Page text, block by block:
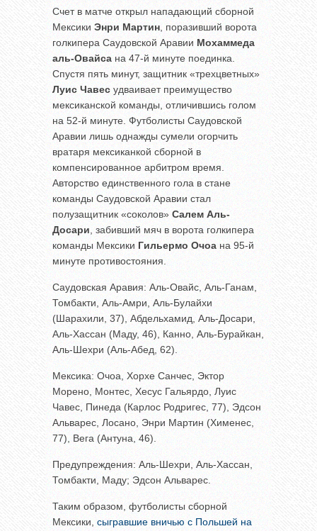
Счет в матче открыл нападающий сборной
Мексики Энри Мартин , поразивший ворота
голкипера Саудовской Аравии Мохаммеда
аль-Овайса на 47-й минуте поединка.
Спустя пять минут, защитник «трехцветных»
Луис Чавес удваивает преимущество
мексиканской команды, отличившись голом
на 52-й минуте. Футболисты Саудовской
Аравии лишь однажды сумели огорчить
вратаря мексиканкой сборной в
компенсированное арбитром время.
Авторство единственного гола в стане
команды Саудовской Аравии стал
полузащитник «соколов» Салем Аль-
Досари , забивший мяч в ворота голкипера
команды Мексики Гильермо Очоа на 95-й
минуте противостояния.
Саудовская Аравия: Аль-Овайс, Аль-Ганам,
Томбакти, Аль-Амри, Аль-Булайхи
(Шарахили, 37), Абдельхамид, Аль-Досари,
Аль-Хассан (Маду, 46), Канно, Аль-Бурайкан,
Аль-Шехри (Аль-Абед, 62).
Мексика: Очоа, Хорхе Санчес, Эктор
Морено, Монтес, Хесус Гальярдо, Луис
Чавес, Пинеда (Карлос Родригес, 77), Эдсон
Альварес, Лосано, Энри Мартин (Хименес,
77), Вега (Антуна, 46).
Предупреждения: Аль-Шехри, Аль-Хассан,
Томбакти, Маду; Эдсон Альварес.
Таким образом, футболисты сборной
Мексики, сыгравшие вничью с Польшей на